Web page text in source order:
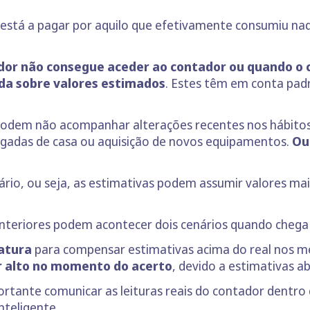
a pagar por aquilo que efetivamente consumiu
não consegue aceder ao contador ou quando
sobre valores estimados. Estes têm em conta
não acompanhar alterações recentes nos
de casa ou aquisição de novos equipamentos.
ou seja, as estimativas podem assumir valores
podem acontecer dois cenários quando
para compensar estimativas acima do real nos
alto no momento do acerto, devido a estimativas
comunicar as leituras reais do contador dentro